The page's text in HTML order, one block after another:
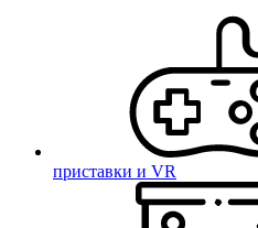
приставки и VR